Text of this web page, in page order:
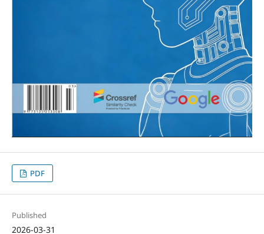
PDF
Published
2026-03-31